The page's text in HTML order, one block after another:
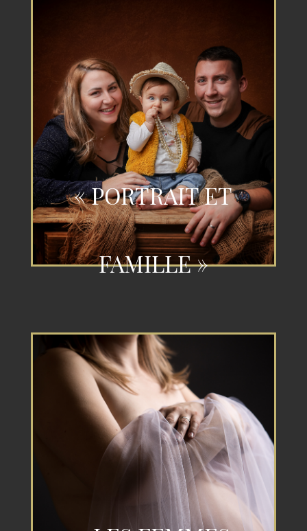
« PORTRAIT ET
FAMILLE »